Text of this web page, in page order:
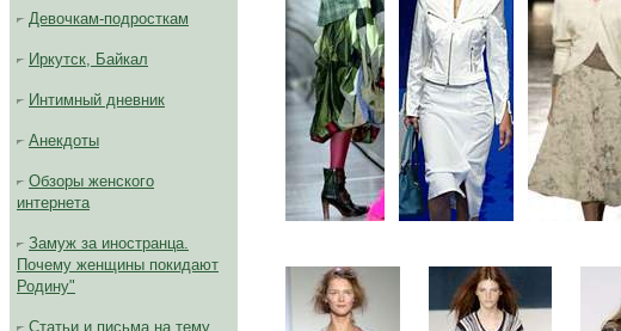
Девочкам-подросткам
Иркутск, Байкал
Интимный дневник
Анекдоты
Обзоры женского
интернета
Замуж за иностранца.
Почему женщины покидают
Родину"
Статьи и письма на тему